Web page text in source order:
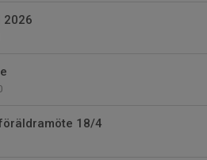
2026
18/4